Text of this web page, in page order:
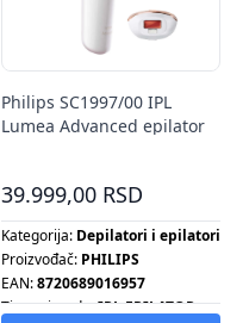
Philips SC1997/00 IPL
Lumea Advanced epilator
39.999,00 RSD
Kategorija: Depilatori i epilatori
Proizvođač: PHILIPS
EAN:8720689016957
Tip proizvoda:IPL EPILATOR